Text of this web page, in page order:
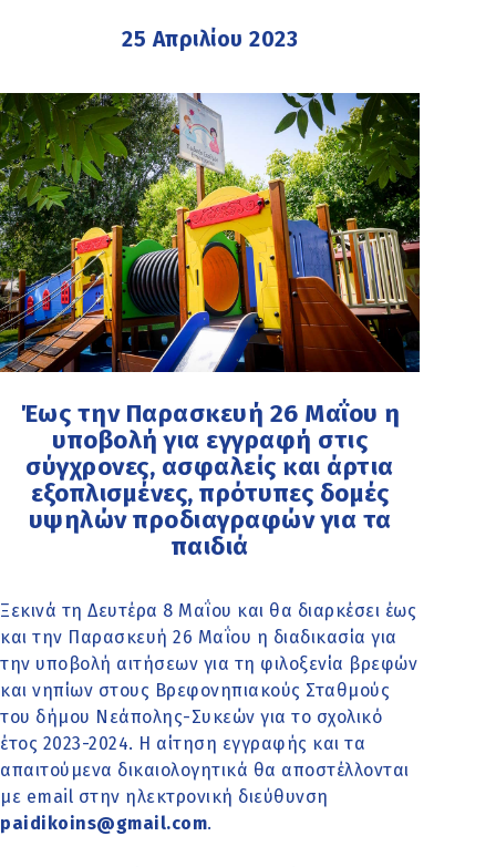
25 Απριλίου 2023
Έως την Παρασκευή 26 Μαΐου η
υποβολή για εγγραφή στις
σύγχρονες, ασφαλείς και άρτια
εξοπλισμένες, πρότυπες δομές
υψηλών προδιαγραφών για τα
παιδιά
Ξεκινά τη Δευτέρα 8 Μαΐου και θα διαρκέσει έως
και την Παρασκευή 26 Μαΐου η διαδικασία για
την υποβολή αιτήσεων για τη φιλοξενία βρεφών
και νηπίων στους Βρεφονηπιακούς Σταθμούς
του δήμου Νεάπολης-Συκεών για το σχολικό
έτος 2023-2024. Η αίτηση εγγραφής και τα
απαιτούμενα δικαιολογητικά θα αποστέλλονται
με email στην ηλεκτρονική διεύθυνση
paidikoins@gmail.com.